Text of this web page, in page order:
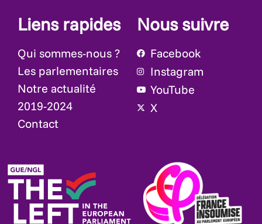
Liens rapides
Qui sommes-nous ?
Les parlementaires
Notre actualité
2019-2024
Contact
Nous suivre
Facebook
Instagram
YouTube
X